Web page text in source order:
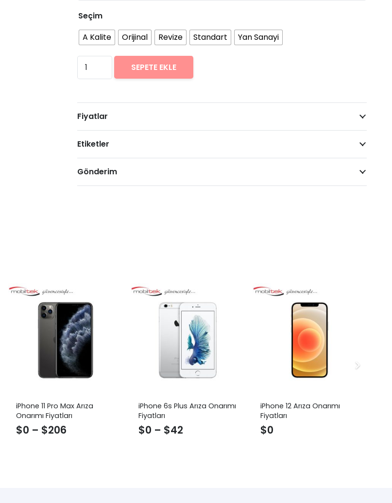
Seçim
A Kalite
Orijinal Revize Standart Yan Sanayi
iPhone
XS
Arıza
Onarımı
adet
SEPETE EKLE
Fiyatlar
Etiketler
Gönderim
iPhone 11 Pro Max Arıza
Onarımı Fiyatları
$0 – $206
iPhone 6s Plus Arıza Onarımı
Fiyatları
$0 – $42
iPhone 12 Arıza Onarımı
Fiyatları
$0